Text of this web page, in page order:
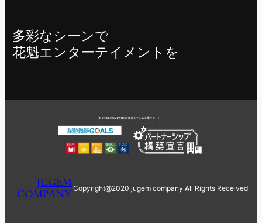
多彩なシーンで
花魁エンターテイメントを
JUGEM
COMPANYCopyright@2020 jugem company All Rights Received